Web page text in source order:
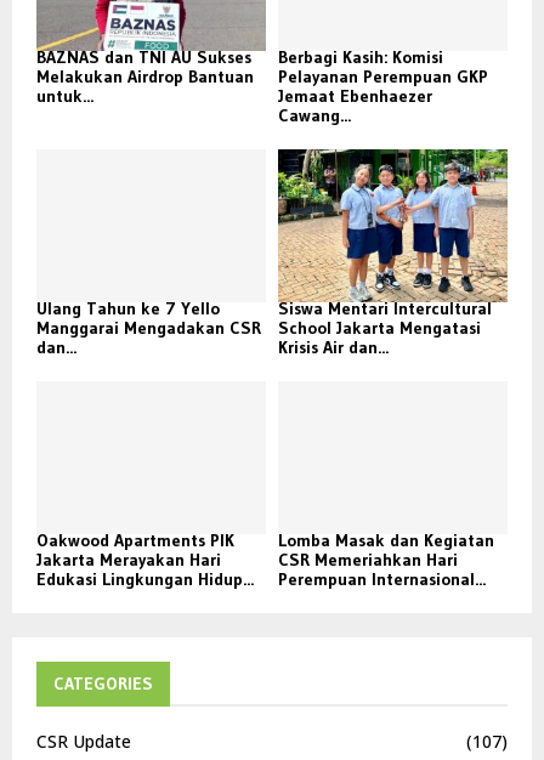
BAZNAS dan TNI AU Sukses
Melakukan Airdrop Bantuan
untuk...
Berbagi Kasih: Komisi
Pelayanan Perempuan GKP
Jemaat Ebenhaezer
Cawang...
Ulang Tahun ke 7 Yello
Manggarai Mengadakan CSR
dan...
Siswa Mentari Intercultural
School Jakarta Mengatasi
Krisis Air dan...
Oakwood Apartments PIK
Jakarta Merayakan Hari
Edukasi Lingkungan Hidup...
Lomba Masak dan Kegiatan
CSR Memeriahkan Hari
Perempuan Internasional...
CATEGORIES
CSR Update
(107)